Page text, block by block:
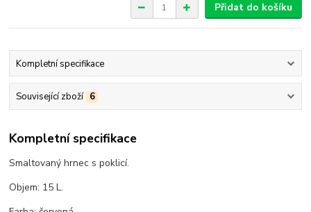
Přidat do košíku
Kompletní specifikace
Související zboží 6
Kompletní specifikace
Smaltovaný hrnec s poklicí.
Objem: 15 L.